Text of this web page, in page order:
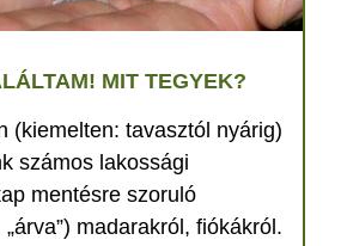
MIT TEGYEK?
(kiemelten: tavasztól nyárig)
számos lakossági
mentésre szoruló
madarakról, fiókákról.